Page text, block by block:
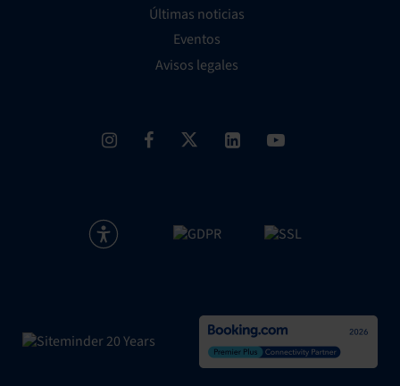
Últimas noticias
Eventos
Avisos legales